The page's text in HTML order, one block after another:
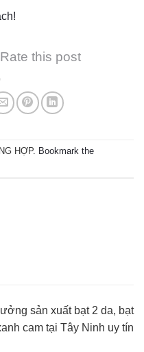
Rate this post
HỢP. Bookmark the
sản xuất bạt 2 da, bạt
cam tại Tây Ninh uy tín